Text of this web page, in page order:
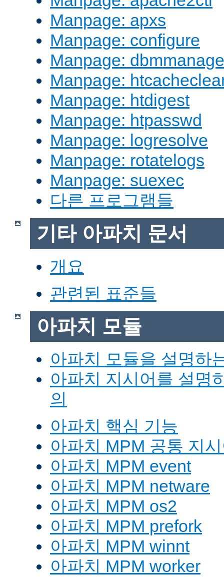
Manpage: apxs
Manpage: configure
Manpage: dbmmanage
Manpage:
Manpage: htdigest
Manpage: htpasswd
Manpage: logresolve
Manpage: rotatelogs
Manpage: suexec
다른 프로그램들
기타 아파치 문서
개요
관련된 표준들
아파치 모듈
아파치 모듈을 설명하
아파치 지시어를 설명
의
아파치 핵심 기능
아파치 MPM 공통 지
아파치 MPM event
아파치 MPM netware
아파치 MPM os2
아파치 MPM prefork
아파치 MPM winnt
아파치 MPM worker